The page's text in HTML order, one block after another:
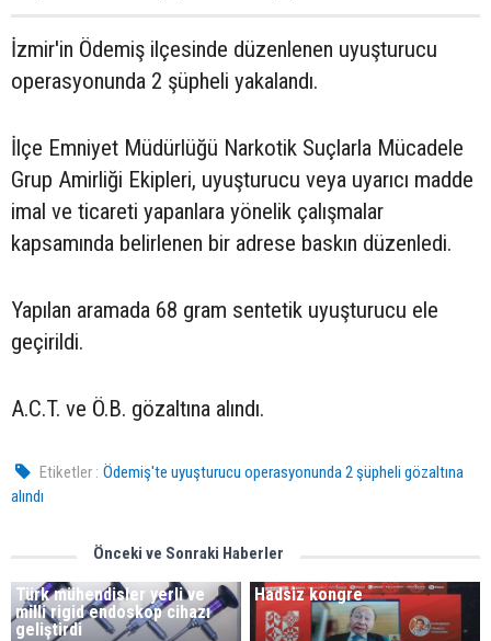
İzmir'in Ödemiş ilçesinde düzenlenen uyuşturucu
operasyonunda 2 şüpheli yakalandı.
İlçe Emniyet Müdürlüğü Narkotik Suçlarla Mücadele
Grup Amirliği Ekipleri, uyuşturucu veya uyarıcı madde
imal ve ticareti yapanlara yönelik çalışmalar
kapsamında belirlenen bir adrese baskın düzenledi.
Yapılan aramada 68 gram sentetik uyuşturucu ele
geçirildi.
A.C.T. ve Ö.B. gözaltına alındı.
Etiketler : Ödemiş'te uyuşturucu operasyonunda 2 şüpheli gözaltına
alındı
Önceki ve Sonraki Haberler
Türk mühendisler yerli ve
milli rigid endoskop cihazı
geliştirdi
Hadsiz kongre